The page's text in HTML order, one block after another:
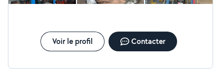
Voir le profil Contacter